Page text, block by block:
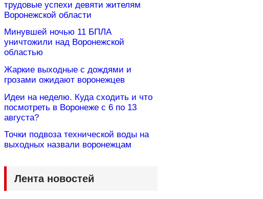
трудовые успехи девяти жителям
Воронежской области
Минувшей ночью 11 БПЛА
уничтожили над Воронежской
областью
Жаркие выходные с дождями и
грозами ожидают воронежцев
Идеи на неделю. Куда сходить и что
посмотреть в Воронеже с 6 по 13
августа?
Точки подвоза технической воды на
выходных назвали воронежцам
Лента новостей